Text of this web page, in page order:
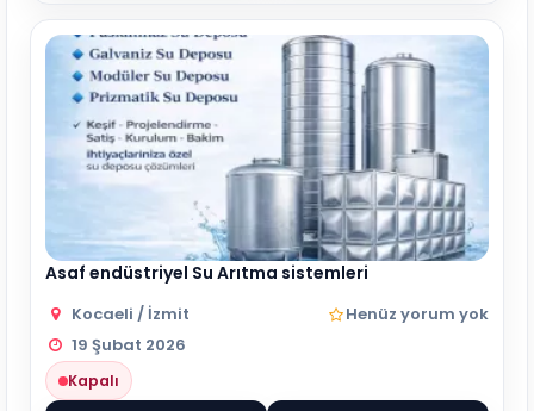
Asaf endüstriyel Su Arıtma sistemleri
Kocaeli / İzmit
Henüz yorum yok
19 Şubat 2026
Kapalı